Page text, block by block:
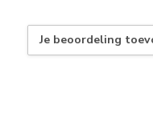
Je beoordeling